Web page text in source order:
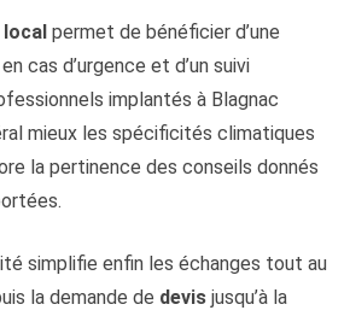
permet de bénéficier d’une
en cas d’urgence et d’un suivi
implantés à Blagnac
mieux les spécificités climatiques
la pertinence des conseils donnés
simplifie enfin les échanges tout au
la demande de devis jusqu’à la